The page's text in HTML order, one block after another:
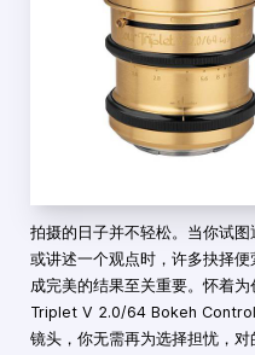
拍摄的日子并不轻松。当你试
或讲述一个观点时，许多抉择
成完美的结果至关重要。怀着
Triplet V 2.0/64 Bokeh
镜头，你无需再为选择担忧，